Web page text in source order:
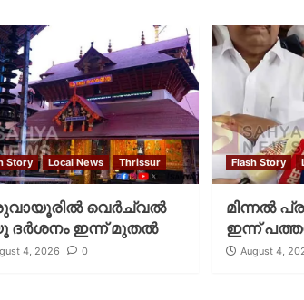
Story Local News Thrissur
വെര്‍ച്വല്‍
ദര്‍ശനം ഇന്ന് മുതല്‍
4, 2026 0
Flash Story
മിന്നല്‍
ഇന്ന്
August 4,